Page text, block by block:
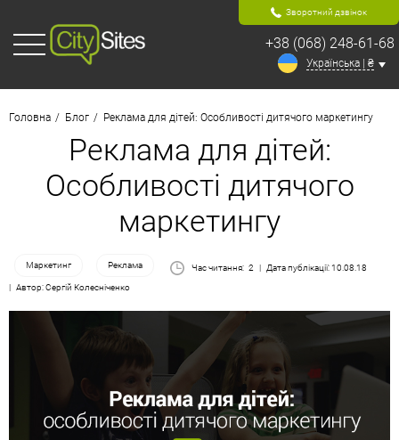
Зворотний дзвінок
+38 (068) 248-61-68
Українська | ₴
Головна Блог Реклама для дітей: Особливості дитячого маркетингу
Реклама для дітей:
Особливості дитячого
маркетингу
Маркетинг Реклама Час читання: 2
Дата публікації: 10.08.18
Автор: Сергій Колесніченко